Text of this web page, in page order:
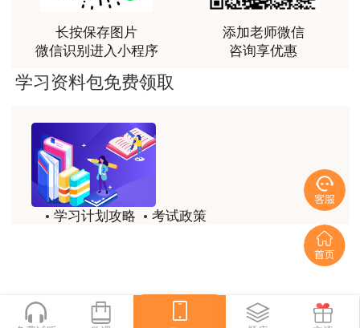
林老师讲得非常好！
用户m8****66
用户c2****r6
林轩老师是一个好老师，给我留下了深刻的影响
用户m1****88
冲着林轩老师过来买的课程，没时间学，就看了冲刺
林轩老师讲课实战型太强了，超级喜欢
长按保存图片
微信识别进入小程序
添加老师微信
咨询享优惠
学习资料包免费领取
学习计划攻略
考试政策